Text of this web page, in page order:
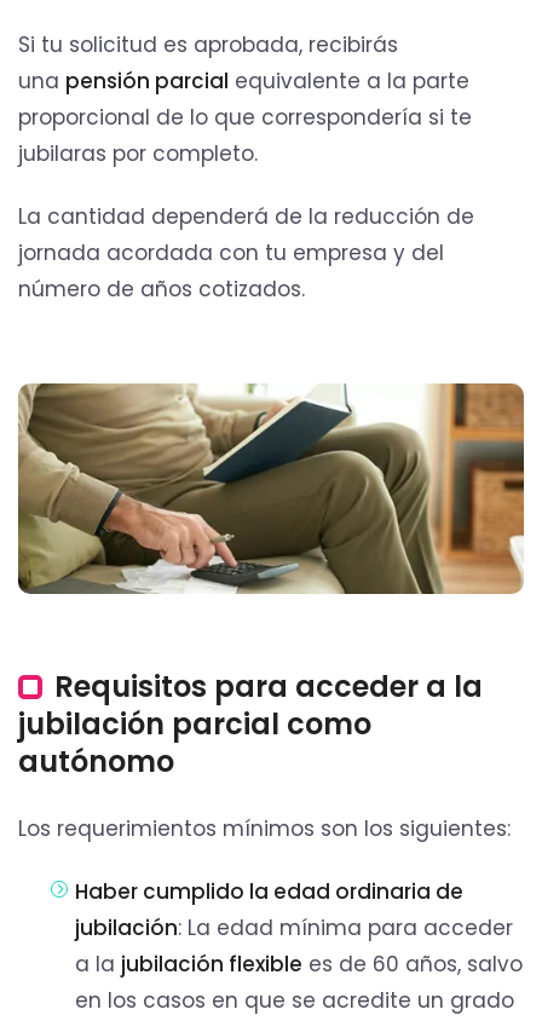
Si tu solicitud es aprobada, recibirás
una pensión parcial equivalente a la parte
proporcional de lo que correspondería si te
jubilaras por completo.
La cantidad dependerá de la reducción de
jornada acordada con tu empresa y del
número de años cotizados.
Requisitos para acceder a la
jubilación parcial como
autónomo
Los requerimientos mínimos son los siguientes:
Haber cumplido la edad ordinaria de
jubilación: La edad mínima para acceder
a la jubilación flexible es de 60 años, salvo
en los casos en que se acredite un grado